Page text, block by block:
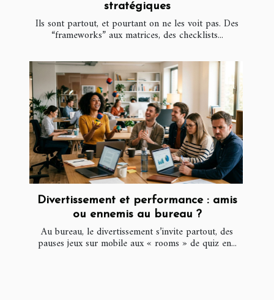
stratégiques
Ils sont partout, et pourtant on ne les voit pas. Des
“frameworks” aux matrices, des checklists...
Divertissement et performance : amis
ou ennemis au bureau ?
Au bureau, le divertissement s’invite partout, des
pauses jeux sur mobile aux « rooms » de quiz en...